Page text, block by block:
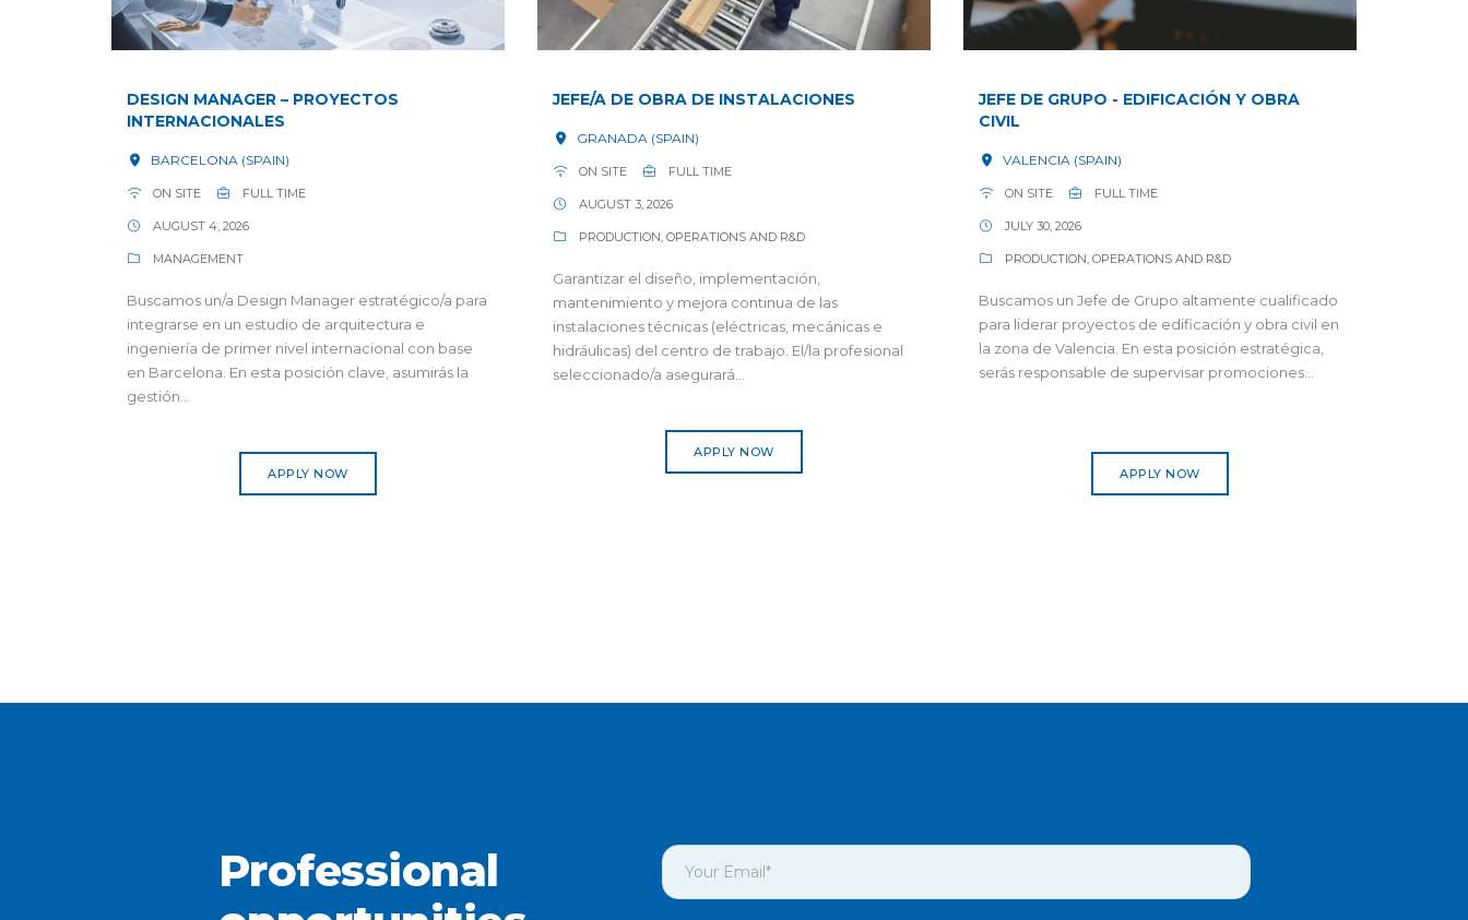
DESIGN MANAGER – PROYECTOS
INTERNACIONALES
BARCELONA (SPAIN)
ON SITE FULL TIME
AUGUST 4, 2026
MANAGEMENT
Buscamos un/a Design Manager estratégico/a para
integrarse en un estudio de arquitectura e
ingeniería de primer nivel internacional con base
en Barcelona. En esta posición clave, asumirás la
gestión...
APPLY NOW
JEFE/A DE OBRA DE INSTALACIONES
GRANADA (SPAIN)
ON SITE FULL TIME
AUGUST 3, 2026
PRODUCTION, OPERATIONS AND R&D
Garantizar el diseño, implementación,
mantenimiento y mejora continua de las
instalaciones técnicas (eléctricas, mecánicas e
hidráulicas) del centro de trabajo. El/la profesional
seleccionado/a asegurará...
APPLY NOW
JEFE DE GRUPO - EDIFICACIÓN Y OBRA
CIVIL
VALENCIA (SPAIN)
ON SITE FULL TIME
JULY 30, 2026
PRODUCTION, OPERATIONS AND R&D
Buscamos un Jefe de Grupo altamente cualificado
para liderar proyectos de edificación y obra civil en
la zona de Valencia. En esta posición estratégica,
serás responsable de supervisar promociones...
APPLY NOW
Professional